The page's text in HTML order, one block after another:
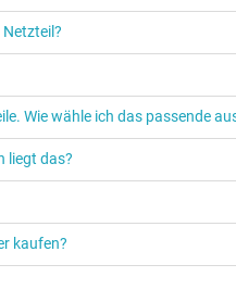
Wie wähle ich das passende
liegt das?
kaufen?